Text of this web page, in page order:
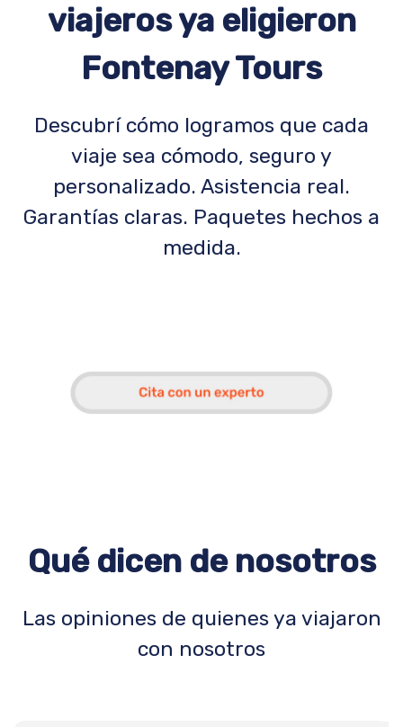
viajeros ya eligieron
Fontenay Tours
Descubrí cómo logramos que cada
viaje sea cómodo, seguro y
personalizado. Asistencia real.
Garantías claras. Paquetes hechos a
medida.
Qué dicen de nosotros
Las opiniones de quienes ya viajaron
con nosotros